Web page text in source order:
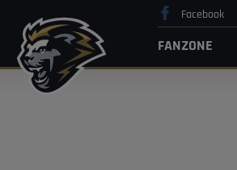
Facebook
FANZONE